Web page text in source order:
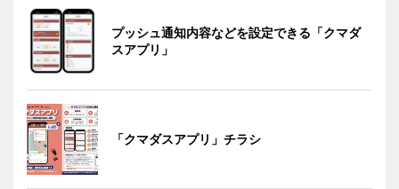
プッシュ通知内容などを設定できる「クマダ
スアプリ」
「クマダスアプリ」チラシ